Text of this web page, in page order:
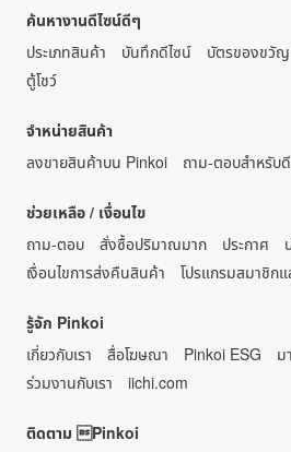
ค้นหางานดีไซน์ดีๆ
ประเภทสินค้า
บันทึกดีไซน์ บัตรของขวั
ตู้โชว์
จำหน่ายสินค้า
ลงขายสินค้าบน Pinkoi
ถาม-ตอบสำหรับดี
ช่วยเหลือ / เงื่อนไข
ถาม-ตอบ
สั่งซื้อปริมาณมาก ประกาศ
เงื่อนไขการส่งคืนสินค้า
โปรแกรมสมาชิก
รู้จัก Pinkoi
เกี่ยวกับเรา
สื่อโฆษณา Pinkoi ESG
ม
ร่วมงานกับเรา
iichi.com
ติดตาม Pinkoi